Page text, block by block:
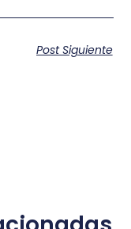
Post Siguiente